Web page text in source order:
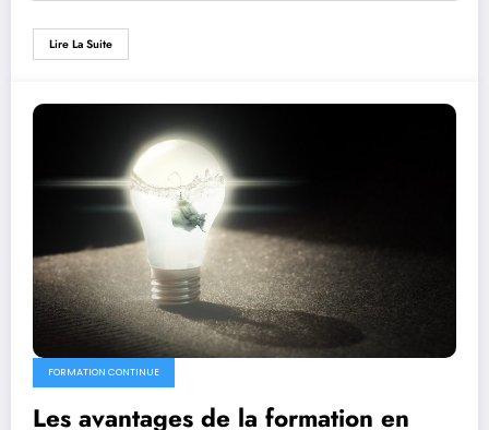
Lire La Suite
FORMATION CONTINUE
Les avantages de la formation en